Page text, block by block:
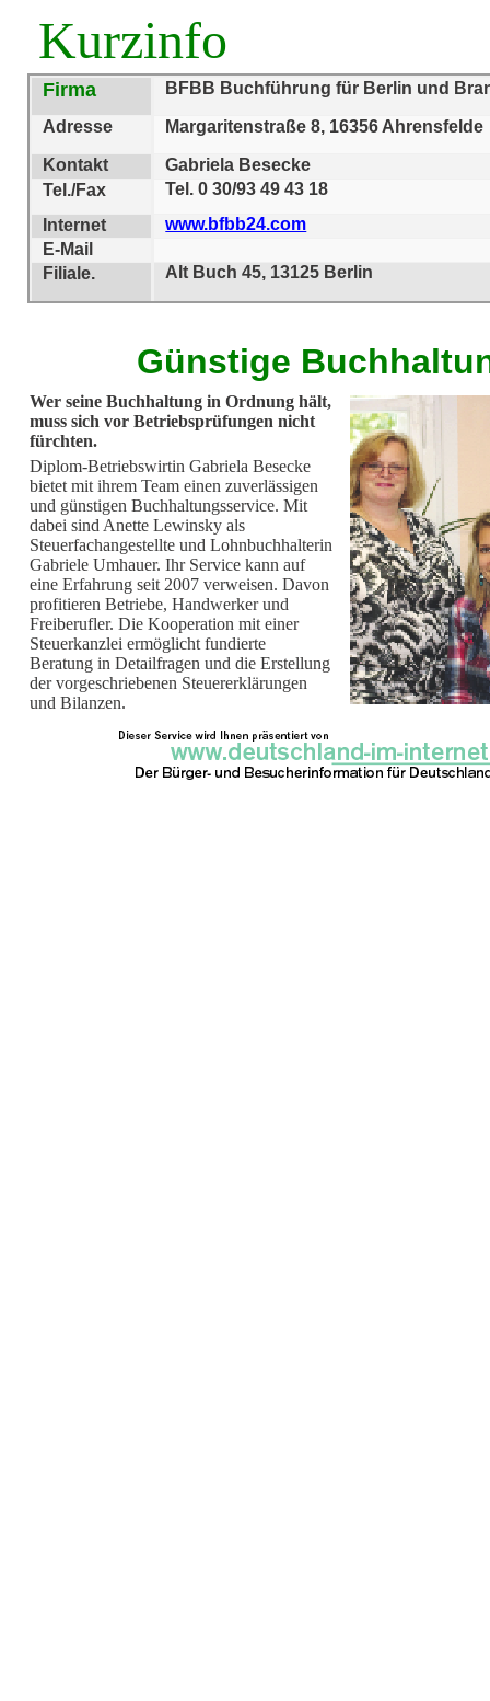
Wer seine Buchhaltung in Ordnung hält,
muss sich vor Betriebsprüfungen nicht
fürchten.
Diplom-Betriebswirtin Gabriela Besecke
bietet mit ihrem Team einen zuverlässigen
und günstigen Buchhaltungsservice. Mit
dabei sind Anette Lewinsky als
Steuerfachangestellte und Lohnbuchhalterin
Gabriele Umhauer. Ihr Service kann auf
eine Erfahrung seit 2007 verweisen. Davon
profitieren Betriebe, Handwerker und
Freiberufler. Die Kooperation mit einer
Steuerkanzlei ermöglicht fundierte
Beratung in Detailfragen und die Erstellung
der vorgeschriebenen Steuererklärungen
und Bilanzen.
Günstige
Kurzinfo
Firma BFBB Buchführung für Berlin und
Adresse Margaritenstraße 8, 16356 Ahrensfelde
Kontakt
Gabriela Besecke
Tel./Fax
Tel. 0 30/93 49 43 18
Internet
www.bfbb24.com
E-Mail
Filiale.
Alt Buch 45, 13125 Berlin